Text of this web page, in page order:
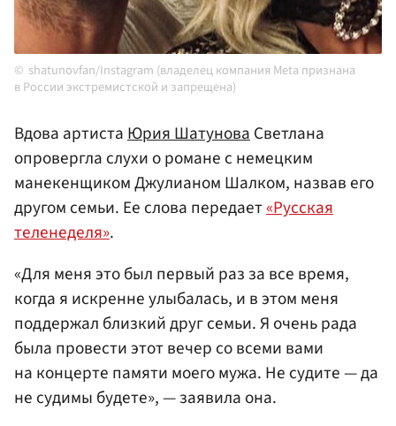
shatunovfan/Instagram (владелец компания Meta признана
в России экстремистской и запрещена)
Вдова артистаЮрия ШатуноваСветлана
опровергла слухи о романе с немецким
манекенщиком Джулианом Шалком, назвав его
другом семьи. Ее слова передает«Русская
теленеделя».
«Для меня это был первый раз за все время,
когда я искренне улыбалась, и в этом меня
поддержал близкий друг семьи. Я очень рада
была провести этот вечер со всеми вами
на концерте памяти моего мужа. Не судите — да
не судимы будете», — заявила она.